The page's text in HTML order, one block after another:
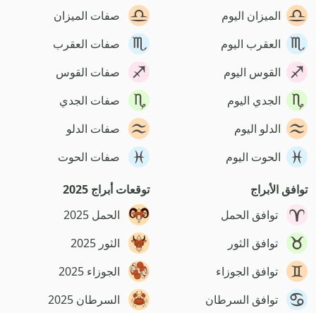
الميزان اليوم
العقرب اليوم
القوس اليوم
الجدي اليوم
الدلو اليوم
الحوت اليوم
صفات الميزان
صفات العقرب
صفات القوس
صفات الجدي
صفات الدلو
صفات الحوت
توافق الأبراج
توافق الحمل
توافق الثور
توافق الجوزاء
توافق السرطان
توقعات أبراج 2025
الحمل 2025
الثور 2025
الجوزاء 2025
السرطان 2025